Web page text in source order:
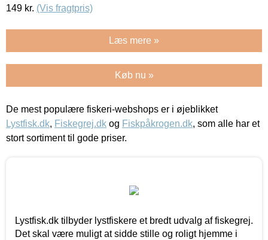
149 kr. (Vis fragtpris)
Læs mere »
Køb nu »
De mest populære fiskeri-webshops er i øjeblikket
Lystfisk.dk, Fiskegrej.dk og Fiskpåkrogen.dk, som alle har et
stort sortiment til gode priser.
Lystfisk.dk tilbyder lystfiskere et bredt udvalg af fiskegrej.
Det skal være muligt at sidde stille og roligt hjemme i